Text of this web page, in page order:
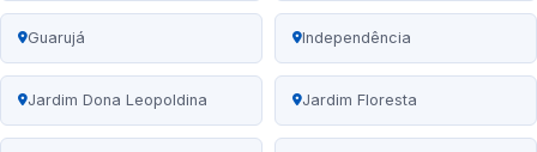
Guarujá Independência
Jardim Dona Leopoldina Jardim Floresta